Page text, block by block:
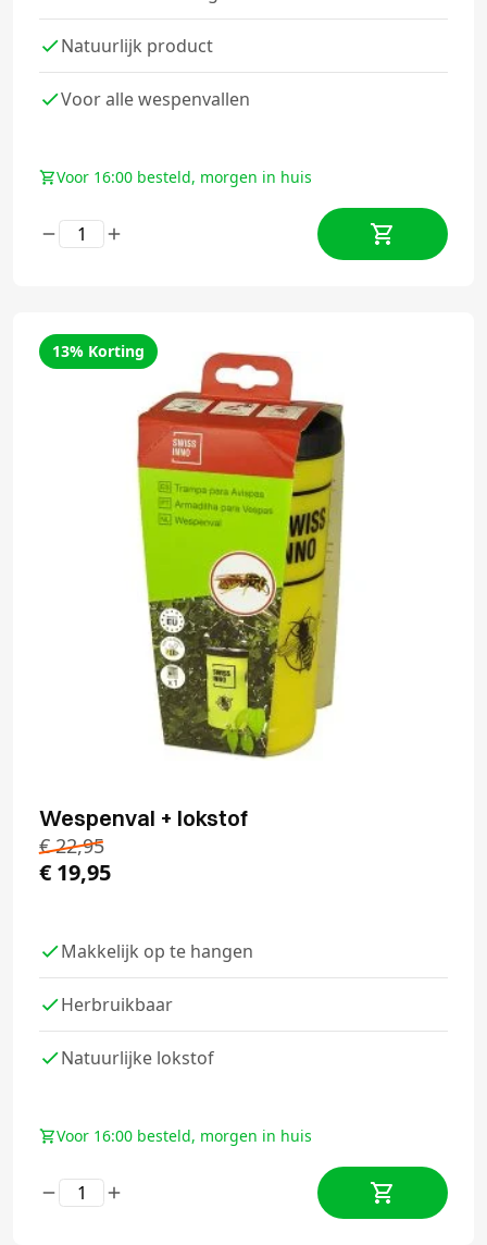
Natuurlijk product
Voor alle wespenvallen
Voor 16:00 besteld, morgen in huis
13% Korting
Wespenval + lokstof
€22,95
€ 19,95
Makkelijk op te hangen
Herbruikbaar
Natuurlijke lokstof
Voor 16:00 besteld, morgen in huis